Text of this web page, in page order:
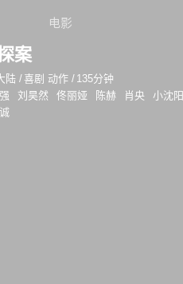
电影
案
陆 /喜剧 动作 / 135分钟
刘昊然 佟丽娅 陈赫 肖央 小沈阳